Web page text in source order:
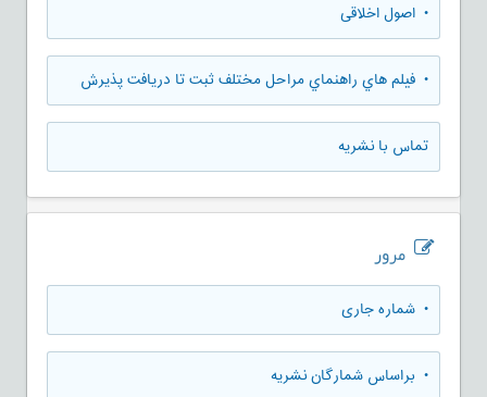
• اصول اخلاقی
• فيلم هاي راهنماي مراحل مختلف ثبت تا دريافت پذيرش
تماس با نشریه
مرور
• شماره جاری
• براساس شمارگان نشریه